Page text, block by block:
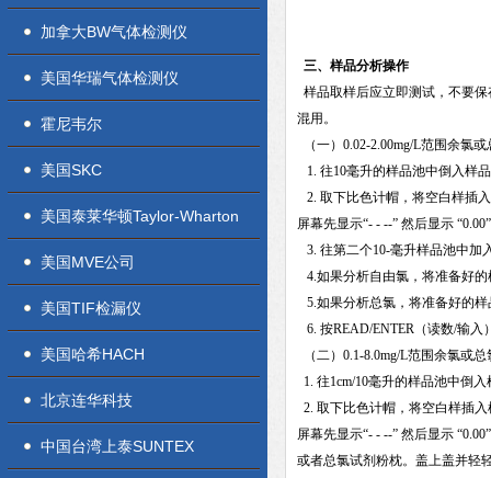
加拿大BW气体检测仪
美国华瑞气体检测仪
霍尼韦尔
美国SKC
美国泰莱华顿Taylor-Wharton
美国MVE公司
美国TIF检漏仪
美国哈希HACH
北京连华科技
中国台湾上泰SUNTEX
三、样品分析操作
样品取样后应立即测试，不要
混用。
（一）0.02-2.00mg/L范围余氯
1. 往10毫升的样品池中倒入样
2. 取下比色计帽，将空白样插
屏幕先显示“- - --” 然后显示
3. 往第二个10-毫升样品池中加
4.如果分析自由氯，将准备好
5.如果分析总氯，将准备好的
6. 按READ/ENTER（读数/输
（二）0.1-8.0mg/L范围余氯或
1. 往1cm/10毫升的样品池中倒
2. 取下比色计帽，将空白样插
屏幕先显示“- - --” 然后显示
或者总氯试剂粉枕。盖上盖并轻